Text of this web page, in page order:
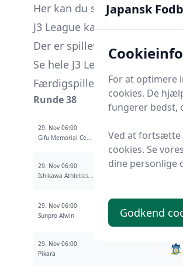
Her kan du se hele
J3 League kampe spilles fra
Der er spillet 39 J3 League
Se hele J3 League
Færdigspillede J3 League
Runde 38
29. Nov 06:00
Gifu Memorial Center Nagaragawa Ball Field
29. Nov 06:00
Ishikawa Athletics Stadium
29. Nov 06:00
Sunpro Alwin
29. Nov 06:00
Pikara
Japansk
For at optimere
cookies. De
fungerer bedst,
Ved at fortsætte
cookies. Se
dine personlige
Godkend